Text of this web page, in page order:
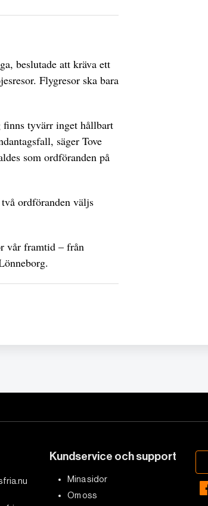
beslutade att kräva ett
Flygresor ska bara
tyvärr inget hållbart
säger Tove
som ordföranden på
ordföranden väljs
vår framtid – från
Kundservice och support
Mina sidor
Om oss